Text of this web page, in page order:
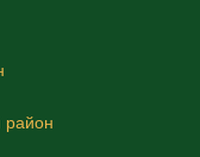
район